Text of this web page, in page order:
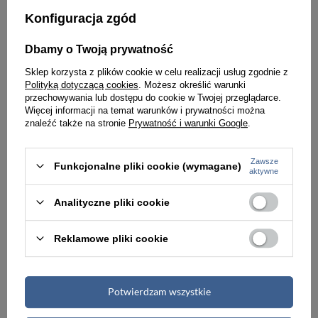
Najniższa cena:104,00 zł
PROMOCJA
-5%
Portfel damski ze skóry naturalnej i ekologicznej w granatowym kolorze zamykany na zatrzask i bigiel - Peterson
114,00 zł
PROMOCJA
Najniższa cena:
Konfiguracja zgód
Dbamy o Twoją prywatność
Sklep korzysta z plików cookie w celu realizacji usług zgodnie z
Polityką dotyczącą cookies . Możesz określić warunki
przechowywania lub dostępu do cookie w Twojej przeglądarce.
Więcej informacji na temat warunków i prywatności można
znaleźć także na stronie Prywatność i warunki Google
Funkcjonalne pliki cookie (wymagane)
Zawsze
aktywne
Analityczne pliki cookie
Reklamowe pliki cookie
Potwierdzam wszystkie